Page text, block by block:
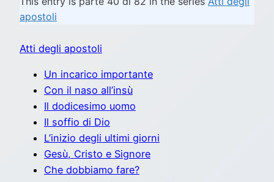
apostoli
Atti degli apostoli
Un incarico importante
Con il naso all’insù
Il dodicesimo uomo
Il soffio di Dio
L’inizio degli ultimi giorni
Gesù, Cristo e Signore
Che dobbiamo fare?